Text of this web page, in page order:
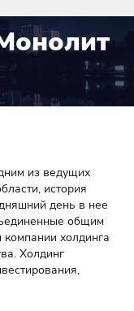
из ведущих
история
день в нее
общим
холдинга
Холдинг
построенных